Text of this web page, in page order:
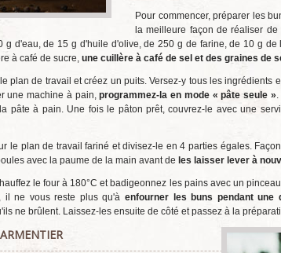
Pour commencer, préparer les
la meilleure façon de réaliser
d'eau, de 15 g d'huile d'olive, de 250 g de farine, de 10 g
à café de sucre, une cuillère à café de sel et des graines de
plan de travail et créez un puits. Versez-y tous les ingrédients
une machine à pain,programmez-la en mode « pâte seule »
pâte à pain. Une fois le pâton prêt, couvrez-le avec une
le plan de travail fariné et divisez-le en 4 parties égales.
avec la paume de la main avant de les laisser lever à
le four à 180°C et badigeonnez les pains avec un
il ne vous reste plus qu'à enfourner les buns pendant une
ne brûlent. Laissez-les ensuite de côté et passez à la